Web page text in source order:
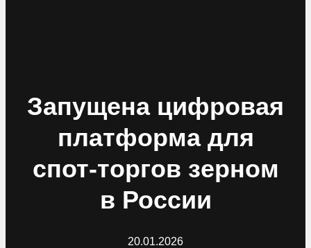
Запущена цифровая
платформа для
спот-торгов зерном
в России
20.01.2026